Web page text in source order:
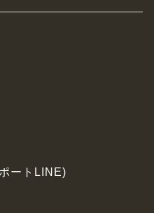
ートLINE)